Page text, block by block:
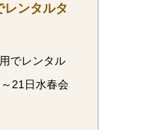
レンタルタ
でレンタル
21日水春会